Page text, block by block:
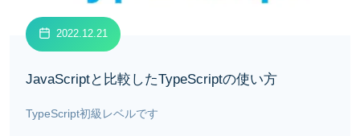
2022.12.21
JavaScriptと比較したTypeScriptの使い方
TypeScript初級レベルです